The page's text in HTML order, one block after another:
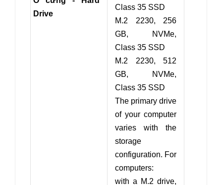
Drive
Class 35 SSD
M.2 2230, 256
GB, NVMe,
Class 35 SSD
M.2 2230, 512
GB, NVMe,
Class 35 SSD
The primary drive
of your computer
varies with the
storage
configuration. For
computers:
with a M.2 drive,